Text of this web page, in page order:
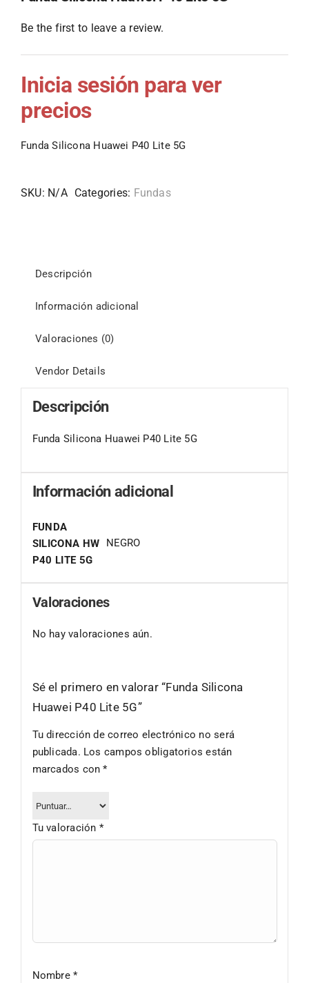
Be the first to leave a review.
Inicia sesión para ver
precios
Funda Silicona Huawei P40 Lite 5G
SKU: N/A Categories: Fundas
Descripción
Información adicional
Valoraciones (0)
Vendor Details
Descripción
Funda Silicona Huawei P40 Lite 5G
Información adicional
FUNDA
SILICONA HW
P40 LITE 5G
NEGRO
Valoraciones
No hay valoraciones aún.
Sé el primero en valorar “Funda Silicona
Huawei P40 Lite 5G”
Tu dirección de correo electrónico no será
publicada. Los campos obligatorios están
marcados con*
Tu valoración *
Nombre*